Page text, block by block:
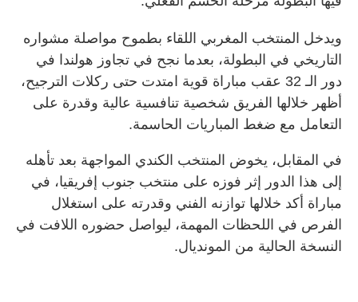
ويدخل المنتخب المغربي اللقاء بطموح مواصلة مشواره
التاريخي في البطولة، بعدما نجح في تجاوز هولندا في
دور الـ 32 عقب مباراة قوية امتدت حتى ركلات الترجيح،
أظهر خلالها الفريق شخصية تنافسية عالية وقدرة على
التعامل مع ضغط المباريات الحاسمة.
في المقابل، يخوض المنتخب الكندي المواجهة بعد تأهله
إلى هذا الدور إثر فوزه على منتخب جنوب إفريقيا، في
مباراة أكد خلالها توازنه الفني وقدرته على استغلال
الفرص في اللحظات المهمة، ليواصل حضوره اللافت في
النسخة الحالية من المونديال.